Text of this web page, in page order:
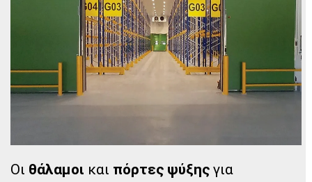
Οι θάλαμοι και πόρτες ψύξης για